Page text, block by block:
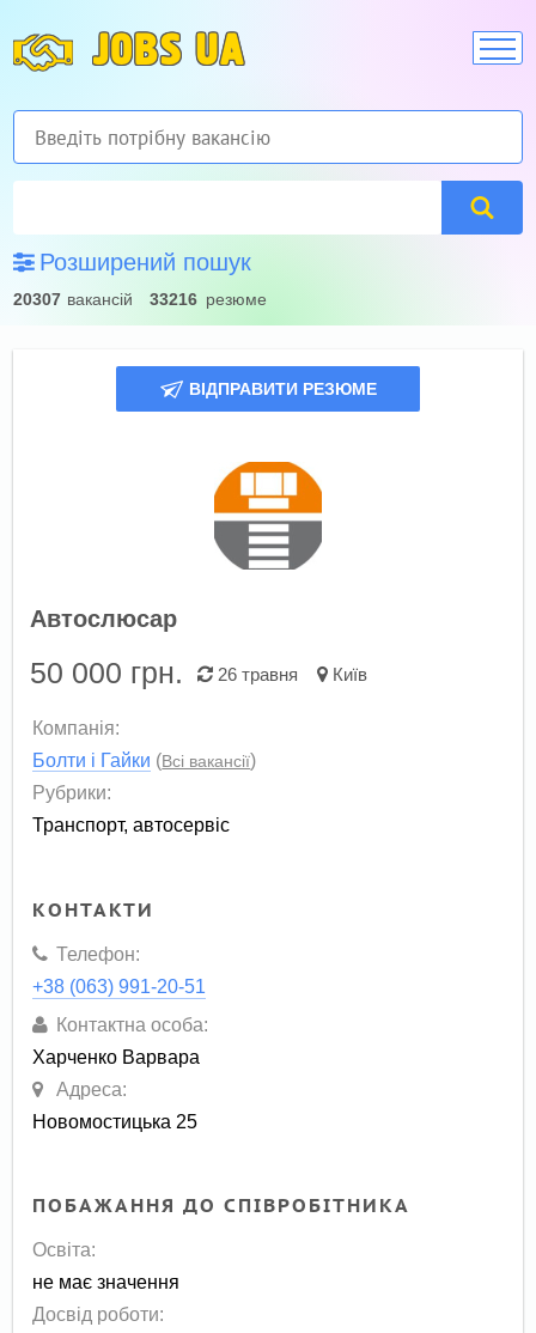
JOBS UA
Розширений пошук
20307 вакансій 33216 резюме
ВІДПРАВИТИ РЕЗЮМЕ
Автослюсар
50 000 грн. 26 травня Київ
Компанія:
Болти і Гайки (Всі вакансії)
Рубрики:
Транспорт, автосервіс
КОНТАКТИ
Телефон:
+38 (063) 991-20-51
Контактна особа:
Харченко Варвара
Адреса:
Новомостицька 25
ПОБАЖАННЯ ДО СПІВРОБІТНИКА
Освіта:
не має значення
Досвід роботи: